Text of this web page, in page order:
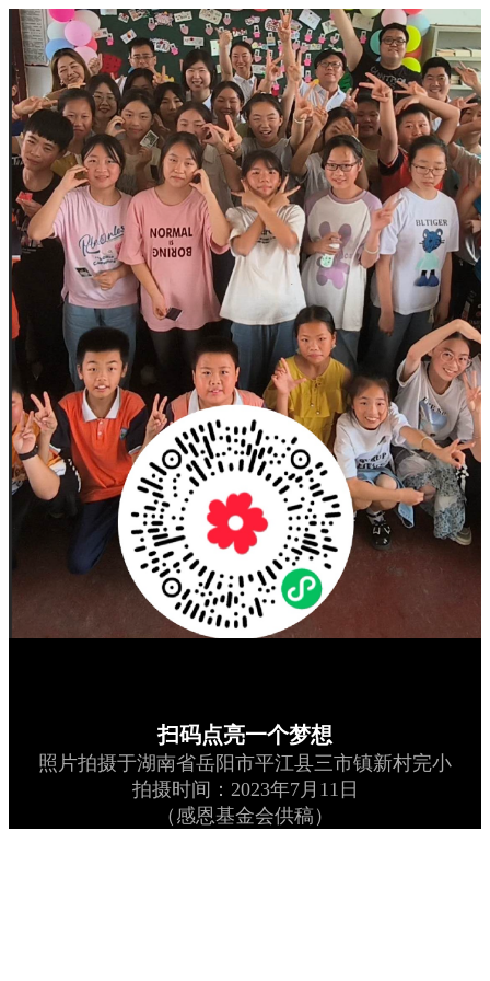
扫码点亮一个梦想
照片拍摄于湖南省岳阳市平江县三市镇新村完小
拍摄时间：2023年7月11日
（感恩基金会供稿）